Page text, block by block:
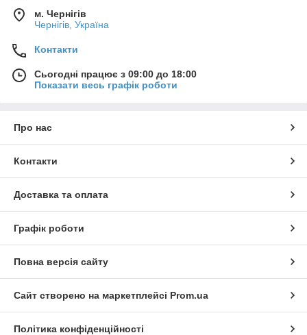
м. Чернігів
Чернігів, Україна
Контакти
Сьогодні працює з 09:00 до 18:00
Показати весь графік роботи
Про нас
Контакти
Доставка та оплата
Графік роботи
Повна версія сайту
Сайт створено на маркетплейсі Prom.ua
Політика конфіденційності